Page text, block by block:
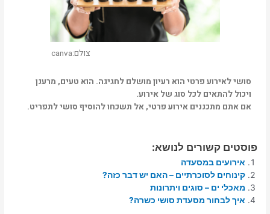
צולם:canva
סושי לאירוע פרטי הוא רעיון מושלם לחגיגה. הוא טעים, מרענן
ויכול להתאים לכל סוג של אירוע.
אם אתם מתכננים אירוע פרטי, אל תשכחו להוסיף סושי לתפריט.
פוסטים קשורים לנושא:
אירועים במסעדה
קינוחים לסוכרתיים – האם יש דבר כזה?
מאכלי ים – סוגים ויתרונות
איך לבחור מסעדת סושי כשרה?